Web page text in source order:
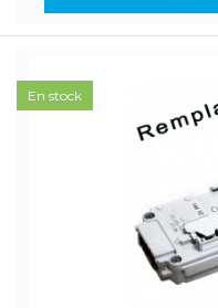
En stock